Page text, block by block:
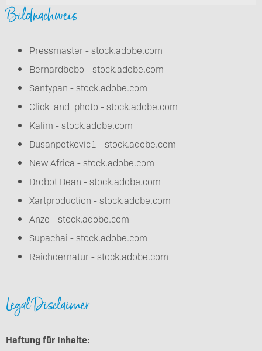
Bildnachweis
Pressmaster - stock.adobe.com
Bernardbobo - stock.adobe.com
Santypan - stock.adobe.com
Click_and_photo - stock.adobe.com
Kalim - stock.adobe.com
Dusanpetkovic1 - stock.adobe.com
New Africa - stock.adobe.com
Drobot Dean - stock.adobe.com
Xartproduction - stock.adobe.com
Anze - stock.adobe.com
Supachai - stock.adobe.com
Reichdernatur - stock.adobe.com
Legal Disclaimer
Haftung für Inhalte: